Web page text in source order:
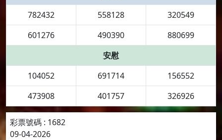
782432
558128
320549
601276
490390
880699
安慰
104052
691714
156552
473908
401757 326926
彩票號碼 : 1682
09-04-2026